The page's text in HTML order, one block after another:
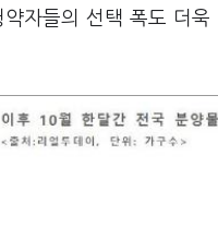
자들의 선택 폭도 더